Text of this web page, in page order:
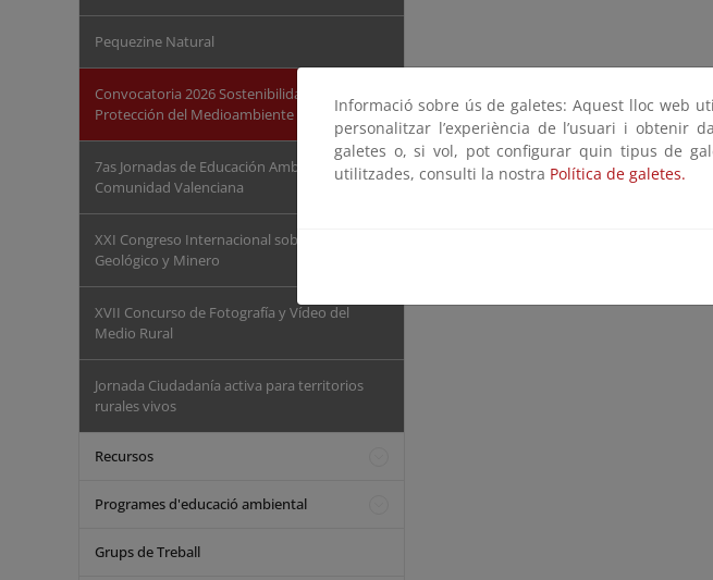
Pequezine Natural
Convocatoria 2026 Sostenibilidad y
Protección del Medioambiente
7as Jornadas de Educación Ambiental de la
Comunidad Valenciana
XXI Congreso Internacional sobre Patrimonio
Geológico y Minero
XVII Concurso de Fotografía y Vídeo del
Medio Rural
Jornada Ciudadanía activa para territorios
rurales vivos
Recursos
Programes d'educació ambiental
Grups de Treball
Informació sobre ús de galetes: Aquest lloc web
personalitzar l’experiència de l’usuari i obtenir
galetes o, si vol, pot configurar quin tipus de
utilitzades, consulti la nostra Política de galetes.